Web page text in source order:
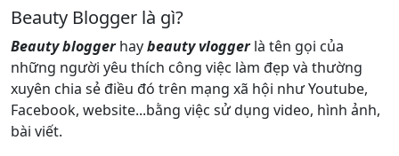
Beauty Blogger là gì?
Beauty bloggerhaybeauty vloggerlà tên gọi của
những người yêu thích công việc làm đẹp và thường
xuyên chia sẻ điều đó trên mạng xã hội như Youtube,
Facebook, website...bằng việc sử dụng video, hình ảnh,
bài viết.